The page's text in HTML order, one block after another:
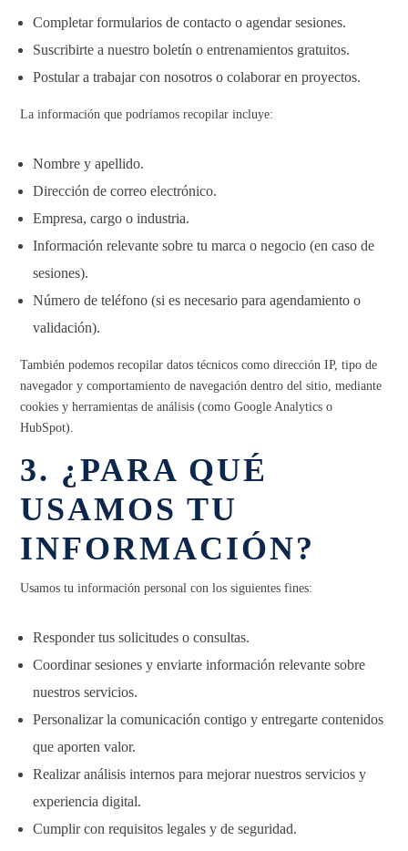
Completar formularios de contacto o agendar sesiones.
Suscribirte a nuestro boletín o entrenamientos gratuitos.
Postular a trabajar con nosotros o colaborar en proyectos.
La información que podríamos recopilar incluye:
Nombre y apellido.
Dirección de correo electrónico.
Empresa, cargo o industria.
Información relevante sobre tu marca o negocio (en caso de
sesiones).
Número de teléfono (si es necesario para agendamiento o
validación).
También podemos recopilar datos técnicos como dirección IP, tipo de
navegador y comportamiento de navegación dentro del sitio, mediante
cookies y herramientas de análisis (como Google Analytics o
HubSpot).
3. ¿PARA QUÉ
USAMOS TU
INFORMACIÓN?
Usamos tu información personal con los siguientes fines:
Responder tus solicitudes o consultas.
Coordinar sesiones y enviarte información relevante sobre
nuestros servicios.
Personalizar la comunicación contigo y entregarte contenidos
que aporten valor.
Realizar análisis internos para mejorar nuestros servicios y
experiencia digital.
Cumplir con requisitos legales y de seguridad.